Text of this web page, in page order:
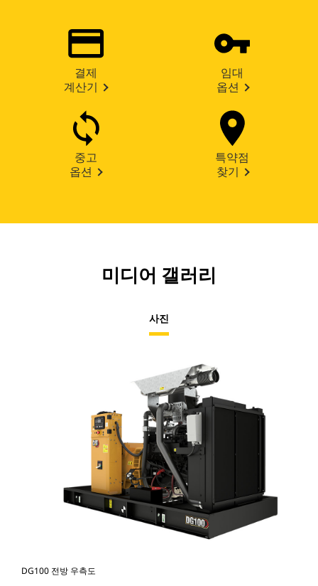
결제
계산기
임대
옵션
중고
옵션
특약점
찾기
미디어 갤러리
사진
DG100 전방 우측도